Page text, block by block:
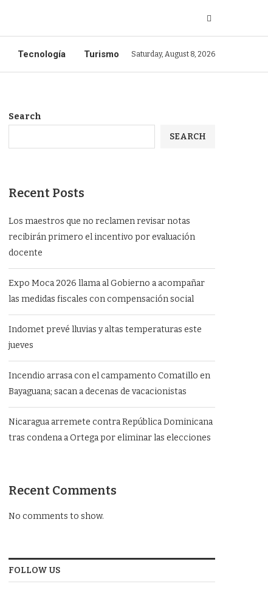
Tecnología Turismo Saturday, August 8, 2026
Search
SEARCH
Recent Posts
Los maestros que no reclamen revisar notas
recibirán primero el incentivo por evaluación
docente
Expo Moca 2026 llama al Gobierno a acompañar
las medidas fiscales con compensación social
Indomet prevé lluvias y altas temperaturas este
jueves
Incendio arrasa con el campamento Comatillo en
Bayaguana; sacan a decenas de vacacionistas
Nicaragua arremete contra República Dominicana
tras condena a Ortega por eliminar las elecciones
Recent Comments
No comments to show.
FOLLOW US